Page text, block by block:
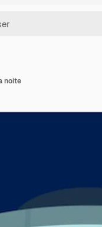
noite